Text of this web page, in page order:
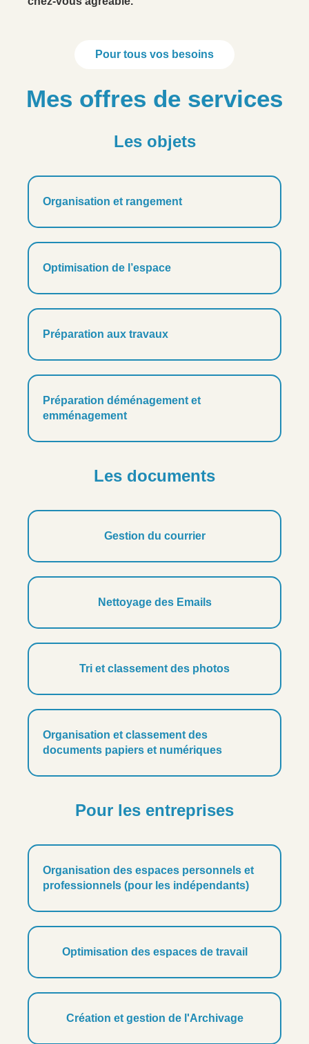
Pour tous vos besoins
Mes offres de services
Les objets
Organisation et rangement
Optimisation de l’espace
Préparation aux travaux
Préparation déménagement et
emménagement
Les documents
Gestion du courrier
Nettoyage des Emails
Tri et classement des photos
Organisation et classement des
documents papiers et numériques
Pour les entreprises
Organisation des espaces personnels et
professionnels (pour les indépendants)
Optimisation des espaces de travail
Création et gestion de l'Archivage